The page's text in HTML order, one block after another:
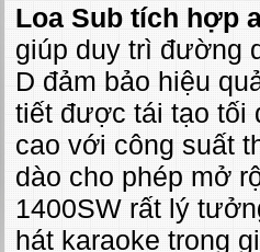
Loa Sub tích hợp
giúp duy trì đường
D đảm bảo hiệu
tiết được tái tạo tối
cao với công suất
dào cho phép mở
1400SW rất lý
hát karaoke trong